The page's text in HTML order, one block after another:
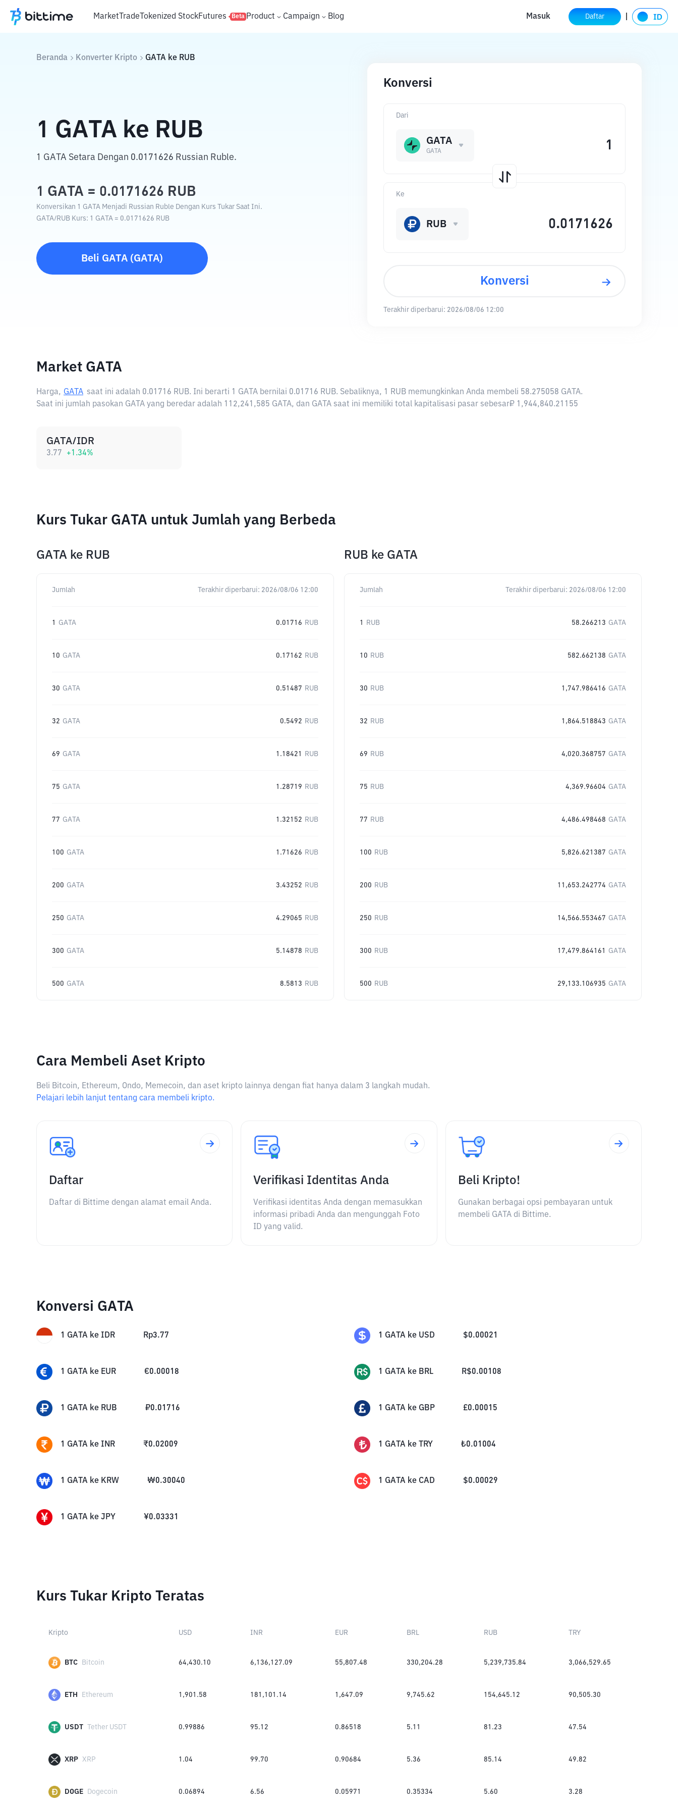
MarketTradeTokenized StockFutures Beta Product Campaign Blog Masuk Daftar
Beranda Konverter Kripto GATA ke RUB
1 GATA ke RUB
1 GATA Setara Dengan 0.0171626 Russian Ruble.
1 GATA = 0.0171626 RUB
Konversikan 1 GATA Menjadi Russian Ruble Dengan Kurs Tukar Saat Ini.
GATA/RUB Kurs: 1 GATA = 0.0171626 RUB
Beli GATA (GATA)
Konversi
Dari
GATA
GATA
Ke
RUB
Konversi
Terakhir diperbarui: 2026/08/06 12:00
Market GATA
Harga, GATA saat ini adalah 0.01716 RUB. Ini berarti 1 GATA bernilai 0.01716 RUB. Sebaliknya, 1 RUB memungkinkan Anda membeli 58.275058 GATA.
Saat ini jumlah pasokan GATA yang beredar adalah 112,241,585 GATA, dan GATA saat ini memiliki total kapitalisasi pasar sebesar₽ 1,944,840.21155
GATA/IDR
3.77 +1.34%
Kurs Tukar GATA untuk Jumlah yang Berbeda
GATA ke RUB
Jumlah Terakhir diperbarui: 2026/08/06 12:00
1 GATA 0.01716 RUB
10 GATA 0.17162 RUB
30 GATA 0.51487 RUB
32 GATA 0.5492 RUB
69 GATA 1.18421 RUB
75 GATA 1.28719 RUB
77 GATA 1.32152 RUB
100 GATA 1.71626 RUB
200 GATA 3.43252 RUB
250 GATA 4.29065 RUB
300 GATA 5.14878 RUB
500 GATA 8.5813 RUB
RUB ke GATA
Jumlah Terakhir diperbarui: 2026/08/06 12:00
1 RUB 58.266213 GATA
10 RUB 582.662138 GATA
30 RUB 1,747.986416 GATA
32 RUB 1,864.518843 GATA
69 RUB 4,020.368757 GATA
75 RUB 4,369.96604 GATA
77 RUB 4,486.498468 GATA
100 RUB 5,826.621387 GATA
200 RUB 11,653.242774 GATA
250 RUB 14,566.553467 GATA
300 RUB 17,479.864161 GATA
500 RUB 29,133.106935 GATA
Cara Membeli Aset Kripto
Beli Bitcoin, Ethereum, Ondo, Memecoin, dan aset kripto lainnya dengan fiat hanya dalam 3 langkah mudah.
Pelajari lebih lanjut tentang cara membeli kripto.
Daftar
Daftar di Bittime dengan alamat email Anda.
Verifikasi Identitas Anda
Verifikasi identitas Anda dengan memasukkan
informasi pribadi Anda dan mengunggah Foto
ID yang valid.
Beli Kripto!
Gunakan berbagai opsi pembayaran untuk
membeli GATA di Bittime.
Konversi GATA
1 GATA ke IDR Rp3.77 1 GATA ke USD $0.00021
1 GATA ke EUR €0.00018 1 GATA ke BRL R$0.00108
1 GATA ke RUB ₽0.01716 1 GATA ke GBP £0.00015
1 GATA ke INR ₹0.02009 1 GATA ke TRY ₺0.01004
1 GATA ke KRW ₩0.30040 1 GATA ke CAD $0.00029
1 GATA ke JPY ¥0.03331
Kurs Tukar Kripto Teratas
Kripto USD INR EUR BRL RUB TRY
BTC Bitcoin 64,430.10 6,136,127.09 55,807.48 330,204.28 5,239,735.84 3,066,529.65
ETH Ethereum 1,901.58 181,101.14 1,647.09 9,745.62 154,645.12 90,505.30
USDT Tether USDT 0.99886 95.12 0.86518 5.11 81.23 47.54
XRP XRP 1.04 99.70 0.90684 5.36 85.14 49.82
DOGE Dogecoin 0.06894 6.56 0.05971 0.35334 5.60 3.28